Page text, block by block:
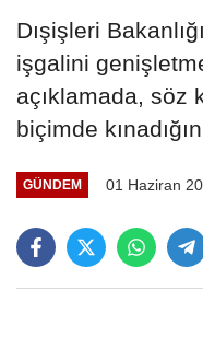
Dışişleri
işgalini
açıklamada, söz
biçimde
GÜNDEM 01 Haziran